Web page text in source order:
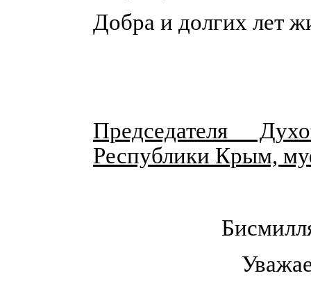
Добра и долгих лет
Председателя
Республики Крым,